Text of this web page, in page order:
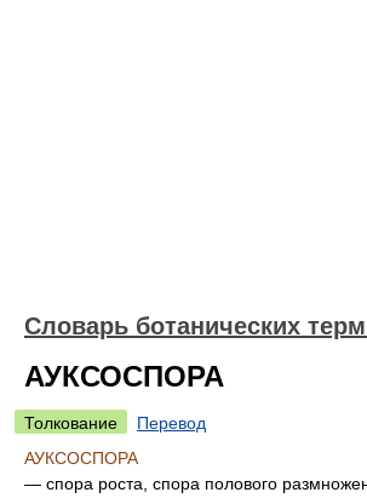
Словарь ботанических
АУКСОСПОРА
Толкование
Перевод
АУКСОСПОРА
— спора роста, спора полового